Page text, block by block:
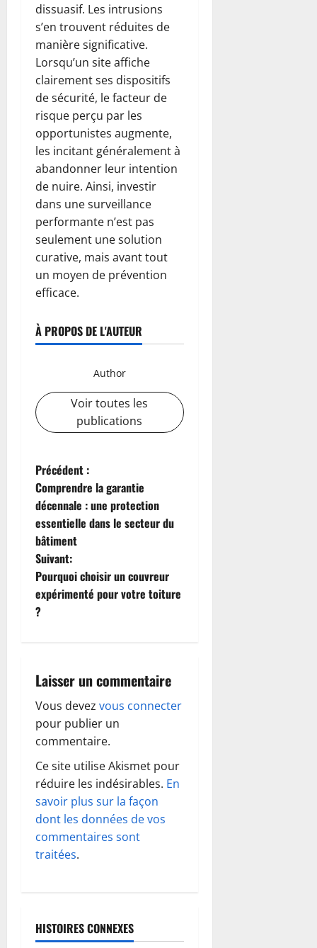
dissuasif. Les intrusions
s’en trouvent réduites de
manière significative.
Lorsqu’un site affiche
clairement ses dispositifs
de sécurité, le facteur de
risque perçu par les
opportunistes augmente,
les incitant généralement à
abandonner leur intention
de nuire. Ainsi, investir
dans une surveillance
performante n’est pas
seulement une solution
curative, mais avant tout
un moyen de prévention
efficace.
À PROPOS DE L'AUTEUR
Author
Voir toutes les
publications
N
a
v
i
g
a
i
o
n
d
’
a
r
i
Précédent :
Comprendre la garantie
décennale : une protection
essentielle dans le secteur du
bâtiment
Suivant:
Pourquoi choisir un couvreur
expérimenté pour votre toiture
?
Laisser un commentaire
Vous devez vous connecter
pour publier un
commentaire.
Ce site utilise Akismet pour
réduire les indésirables. En
savoir plus sur la façon
dont les données de vos
commentaires sont
traitées.
HISTOIRES CONNEXES